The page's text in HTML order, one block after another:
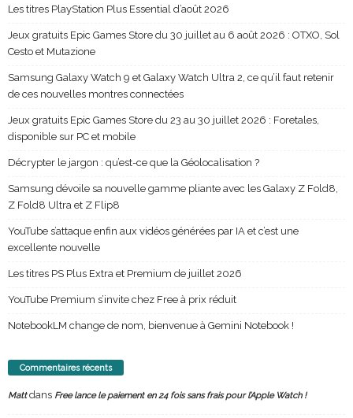
Les titres PlayStation Plus Essential d’août 2026
Jeux gratuits Epic Games Store du 30 juillet au 6 août 2026 : OTXO, Sol
Cesto et Mutazione
Samsung Galaxy Watch 9 et Galaxy Watch Ultra 2, ce qu’il faut retenir
de ces nouvelles montres connectées
Jeux gratuits Epic Games Store du 23 au 30 juillet 2026 : Foretales,
disponible sur PC et mobile
Décrypter le jargon : qu’est-ce que la Géolocalisation ?
Samsung dévoile sa nouvelle gamme pliante avec les Galaxy Z Fold8,
Z Fold8 Ultra et Z Flip8
YouTube s’attaque enfin aux vidéos générées par IA et c’est une
excellente nouvelle
Les titres PS Plus Extra et Premium de juillet 2026
YouTube Premium s’invite chez Free à prix réduit
NotebookLM change de nom, bienvenue à Gemini Notebook !
Commentaires récents
Mattdans Free lance le paiement en 24 fois sans frais pour l’Apple Watch !